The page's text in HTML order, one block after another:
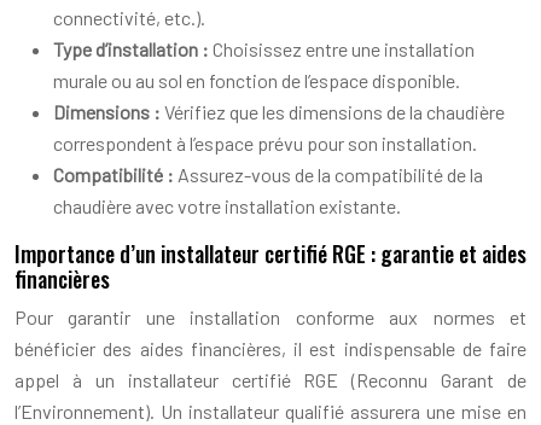
connectivité, etc.).
Type d’installation : Choisissez entre une installation
murale ou au sol en fonction de l’espace disponible.
Dimensions : Vérifiez que les dimensions de la chaudière
correspondent à l’espace prévu pour son installation.
Compatibilité : Assurez-vous de la compatibilité de la
chaudière avec votre installation existante.
Importance d’un installateur certifié RGE : garantie et aides
financières
Pour garantir une installation conforme aux normes et
bénéficier des aides financières, il est indispensable de faire
appel à un installateur certifié RGE (Reconnu Garant de
l’Environnement). Un installateur qualifié assurera une mise en